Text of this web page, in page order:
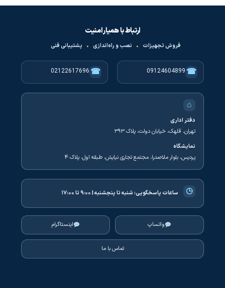
ارتباط با همیار امنیت
فروش تجهیزات • نصب و راه‌اندازی • پشتیبانی فنی
☎
09124604899
☎
02122617696
⌂
دفتر اداری
تهران، قلهک، خیابان دولت، پلاک ۳۹۳
نمایشگاه
پردیس، بلوار ملاصدرا، مجتمع تجاری نیایش، طبقه اول، پلاک ۴
◷ ساعات پاسخگویی:شنبه تا پنجشنبه | ۹:۰۰ تا ۱۷:۰۰
واتساپ اینستاگرام
تماس با ما